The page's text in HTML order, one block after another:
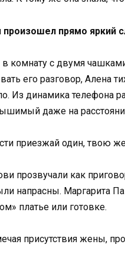
прямо яркий
комнату с двумя
его разговор, Алена
Из динамика телефона
даже на
приезжай один, твою
прозвучали как
напрасны. Маргарита
платье или готовке.
присутствия жены,